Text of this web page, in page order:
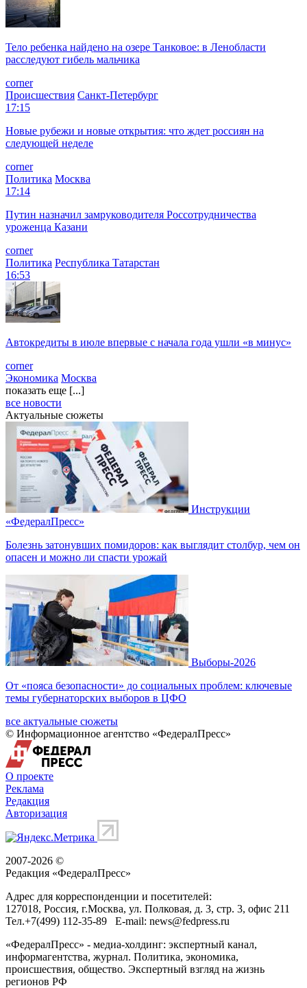
Тело ребенка найдено на озере Танковое: в Ленобласти
расследуют гибель мальчика
corner
Происшествия Санкт-Петербург
17:15
Новые рубежи и новые открытия: что ждет россиян на
следующей неделе
corner
Политика Москва
17:14
Путин назначил замруководителя Россотрудничества
уроженца Казани
corner
Политика Республика Татарстан
16:53
Автокредиты в июле впервые с начала года ушли «в минус»
corner
Экономика Москва
показать еще [...]
все новости
Актуальные сюжеты
Инструкции
«ФедералПресс»
Болезнь затонувших помидоров: как выглядит столбур, чем он
опасен и можно ли спасти урожай
Выборы-2026
От «пояса безопасности» до социальных проблем: ключевые
темы губернаторских выборов в ЦФО
все актуальные сюжеты
© Информационное агентство «ФедералПресс»
О проекте
Реклама
Редакция
Авторизация
2007-2026 ©
Редакция «ФедералПресс»
Адрес для корреспонденции и посетителей:
127018, Россия, г.Москва, ул. Полковая, д. 3, стр. 3, офис 211
Тел.+7(499) 112-35-89 E-mail: news@fedpress.ru
«ФедералПресс» - медиа-холдинг: экспертный канал,
информагентства, журнал. Политика, экономика,
происшествия, общество. Экспертный взгляд на жизнь
регионов РФ